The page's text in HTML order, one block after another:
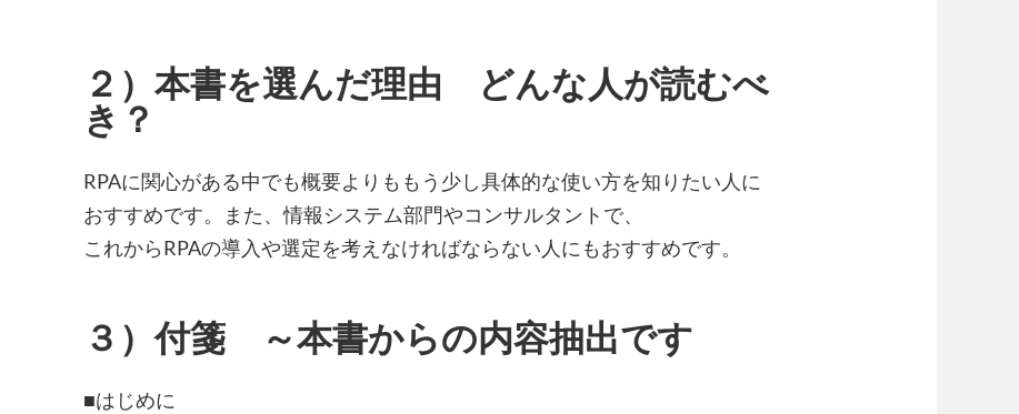
２）本書を選んだ理由 どんな人が読むべ
き？
RPAに関心がある中でも概要よりももう少し具体的な使い方を知りたい人に
おすすめです。また、情報システム部門やコンサルタントで、
これからRPAの導入や選定を考えなければならない人にもおすすめです。
３）付箋 ～本書からの内容抽出です
■はじめに